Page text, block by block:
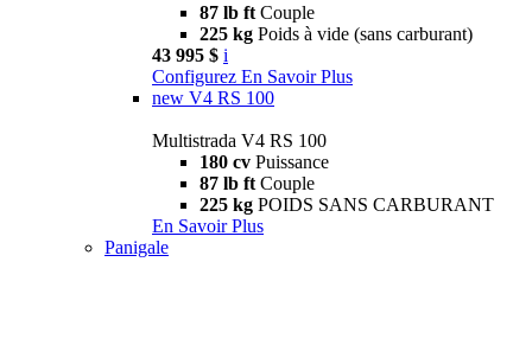
87 lb ft Couple
225 kg Poids à vide (sans carburant)
43 995 $ i
Configurez En Savoir Plus
new V4 RS 100
Multistrada V4 RS 100
180 cv Puissance
87 lb ft Couple
225 kg POIDS SANS CARBURANT
En Savoir Plus
Panigale